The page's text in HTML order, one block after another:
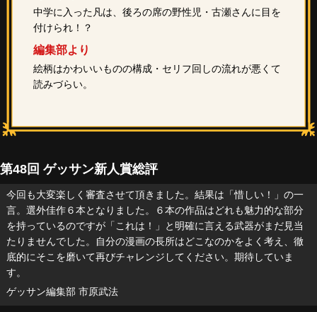
中学に入った凡は、後ろの席の野性児・古瀬さんに目を
付けられ！？
編集部より
絵柄はかわいいものの構成・セリフ回しの流れが悪くて
読みづらい。
第48回 ゲッサン新人賞総評
今回も大変楽しく審査させて頂きました。結果は「惜しい！」の一
言。選外佳作６本となりました。６本の作品はどれも魅力的な部分
を持っているのですが「これは！」と明確に言える武器がまだ見当
たりませんでした。自分の漫画の長所はどこなのかをよく考え、徹
底的にそこを磨いて再びチャレンジしてください。期待していま
す。
ゲッサン編集部 市原武法